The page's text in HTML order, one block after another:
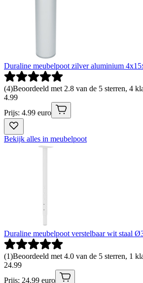
Duraline meubelpoot zilver aluminium
(4)Beoordeeld met 2.8 van de 5 sterren, 4
4.99
Prijs: 4.99 euro
Bekijk alles in meubelpoot
Duraline meubelpoot verstelbaar wit staal
(1)Beoordeeld met 4.0 van de 5 sterren, 1
24.99
Prijs: 24.99 euro